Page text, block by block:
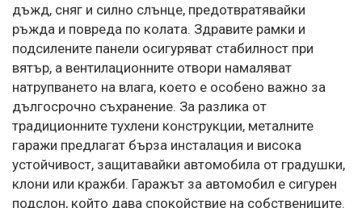
дъжд, сняг и силно слънце, предотвратявайки
ръжда и повреда по колата. Здравите рамки и
подсилените панели осигуряват стабилност при
вятър, а вентилационните отвори намаляват
натрупването на влага, което е особено важно за
дългосрочно съхранение. За разлика от
традиционните тухлени конструкции, металните
гаражи предлагат бърза инсталация и висока
устойчивост, защитавайки автомобила от градушки,
клони или кражби. Гаражът за автомобил е сигурен
подслон, който дава спокойствие на собствениците.